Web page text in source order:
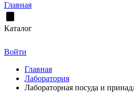
Главная
Каталог
Войти
Главная
Лаборатория
Лабораторная посуда и